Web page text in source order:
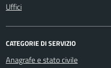
Uffici
CATEGORIE DI SERVIZIO
Anagrafe e stato civile